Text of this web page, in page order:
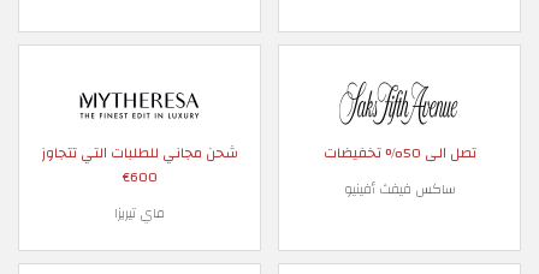
تصل الى 50% تخفيضات
ساكس فيفث أفينيو
شحن مجاني للطلبات التي تتجاوز
600€
ماي تيريزا